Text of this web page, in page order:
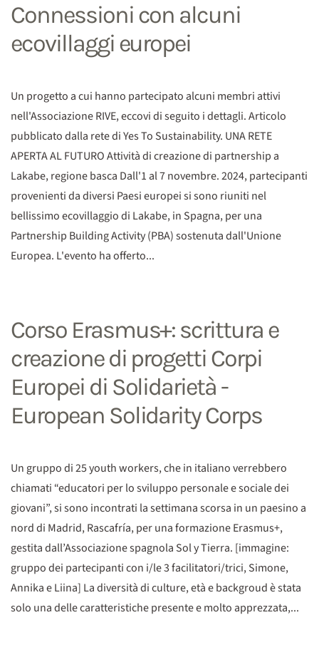
Connessioni con alcuni
ecovillaggi europei
Un progetto a cui hanno partecipato alcuni membri attivi
nell'Associazione RIVE, eccovi di seguito i dettagli. Articolo
pubblicato dalla rete di Yes To Sustainability. UNA RETE
APERTA AL FUTURO Attività di creazione di partnership a
Lakabe, regione basca Dall'1 al 7 novembre. 2024, partecipanti
provenienti da diversi Paesi europei si sono riuniti nel
bellissimo ecovillaggio di Lakabe, in Spagna, per una
Partnership Building Activity (PBA) sostenuta dall'Unione
Europea. L'evento ha offerto...
Corso Erasmus+: scrittura e
creazione di progetti Corpi
Europei di Solidarietà -
European Solidarity Corps
Un gruppo di 25 youth workers, che in italiano verrebbero
chiamati “educatori per lo sviluppo personale e sociale dei
giovani”, si sono incontrati la settimana scorsa in un paesino a
nord di Madrid, Rascafría, per una formazione Erasmus+,
gestita dall’Associazione spagnola Sol y Tierra. [immagine:
gruppo dei partecipanti con i/le 3 facilitatori/trici, Simone,
Annika e Liina] La diversità di culture, età e backgroud è stata
solo una delle caratteristiche presente e molto apprezzata,...